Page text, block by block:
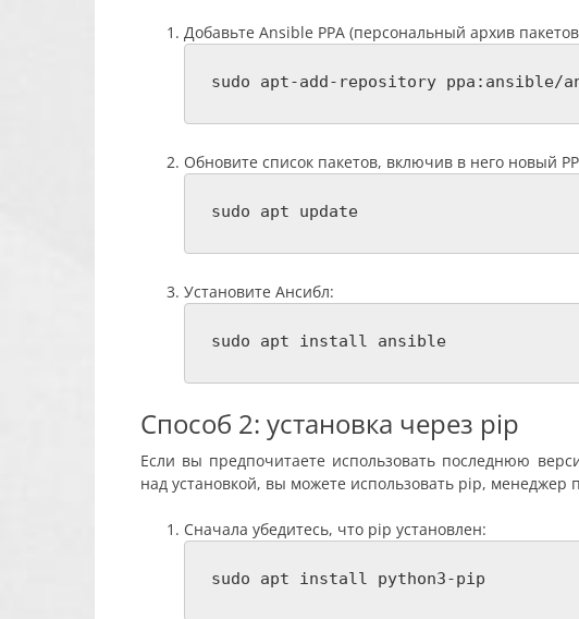
Добавьте Ansible PPA (персональный архив
sudo apt-add-repository ppa:ansible/
Обновите список пакетов, включив в него новый
sudo apt update
Установите Ансибл:
sudo apt install ansible
Способ 2: установка через pip
Если вы предпочитаете использовать последнюю
над установкой, вы можете использовать pip, менеджер
Сначала убедитесь, что pip установлен:
sudo apt install python3-pip